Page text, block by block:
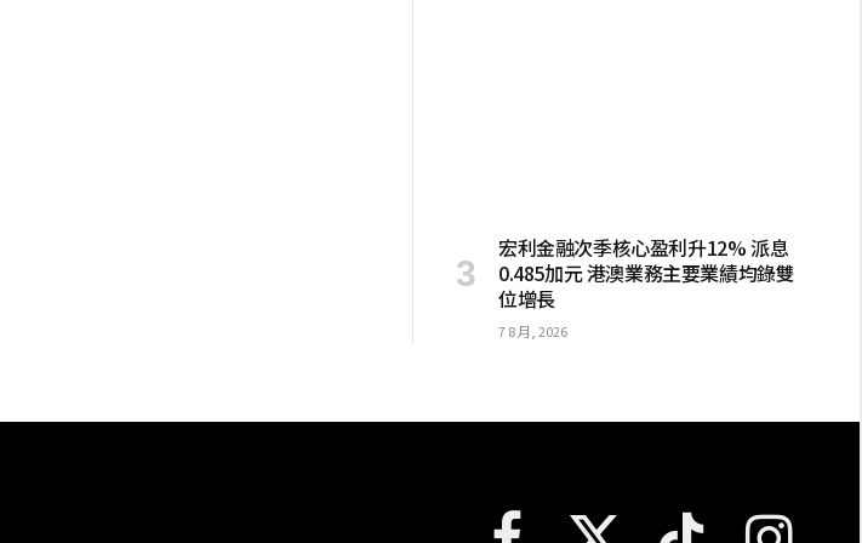
宏利金融次季核心盈利升12% 派息
0.485加元 港澳業務主要業績均錄雙
位增長
7 8 月, 2026